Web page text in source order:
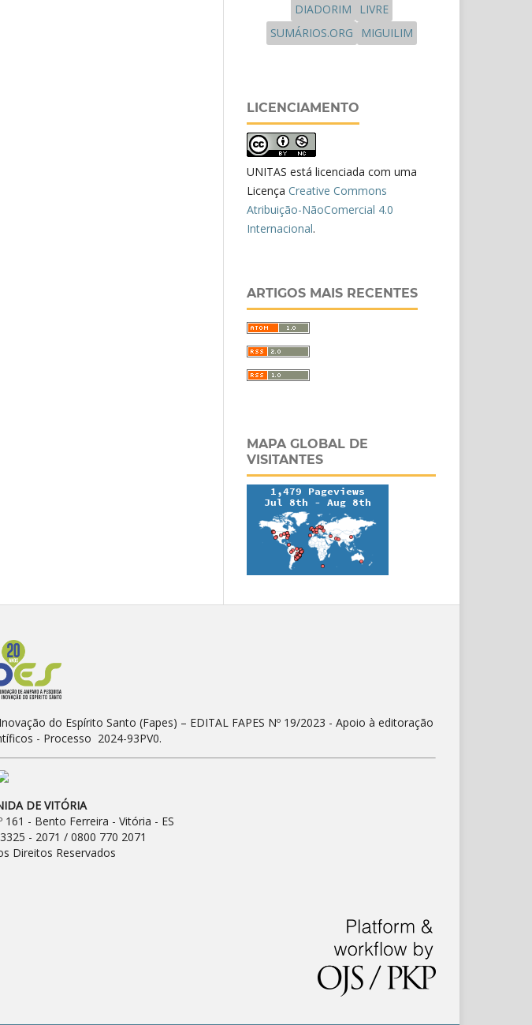
DIADORIM
LIVRE
SUMÁRIOS.ORG
MIGUILIM
LICENCIAMENTO
UNITAS está licenciada com uma
Licença Creative Commons
Atribuição-NãoComercial 4.0
Internacional.
ARTIGOS MAIS RECENTES
MAPA GLOBAL DE
VISITANTES
do Espírito Santo (Fapes) – EDITAL FAPES Nº 19/2023 - Apoio à editoração
- Processo 2024-93PV0.
DE VITÓRIA
161 - Bento Ferreira - Vitória - ES
- 2071 / 0800 770 2071
Direitos Reservados